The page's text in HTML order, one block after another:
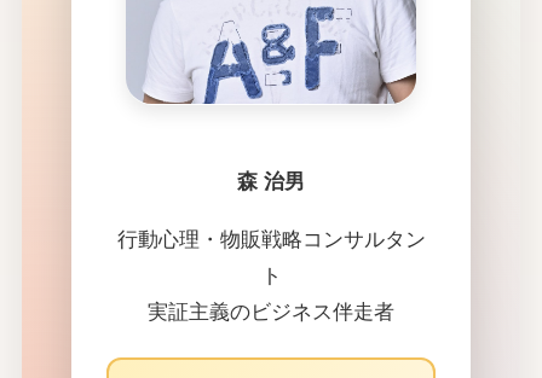
森 治男
行動心理・物販戦略コンサルタン
ト
実証主義のビジネス伴走者